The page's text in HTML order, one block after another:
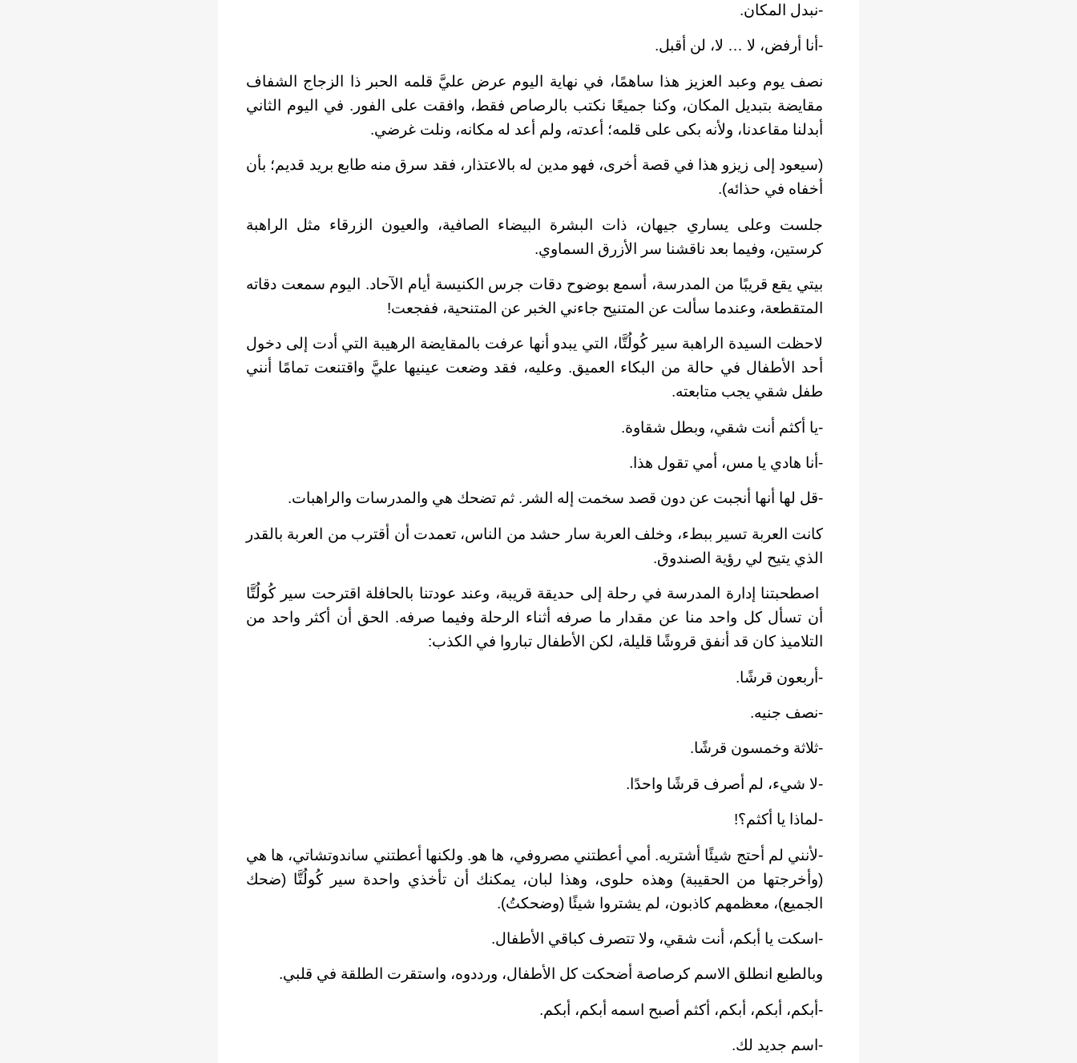
-نبدل المكان.
-أنا أرفض، لا … لا، لن أقبل.
نصف يوم وعبد العزيز هذا ساهمًا، في نهاية اليوم عرض عليَّ قلمه الحبر ذا الزجاج الشفاف
مقايضة بتبديل المكان، وكنا جميعًا نكتب بالرصاص فقط، وافقت على الفور. في اليوم الثاني
أبدلنا مقاعدنا، ولأنه بكى على قلمه؛ أعدته، ولم أعد له مكانه، ونلت غرضي.
(سيعود إلى زيزو هذا في قصة أخرى، فهو مدين له بالاعتذار، فقد سرق منه طابع بريد قديم؛ بأن
أخفاه في حذائه).
جلست وعلى يساري جيهان، ذات البشرة البيضاء الصافية، والعيون الزرقاء مثل الراهبة
كرستين، وفيما بعد ناقشنا سر الأزرق السماوي.
بيتي يقع قريبًا من المدرسة، أسمع بوضوح دقات جرس الكنيسة أيام الآحاد. اليوم سمعت دقاته
المتقطعة، وعندما سألت عن المتنيح جاءني الخبر عن المتنحية، ففجعت!
لاحظت السيدة الراهبة سير كُولُتَّا، التي يبدو أنها عرفت بالمقايضة الرهيبة التي أدت إلى دخول
أحد الأطفال في حالة من البكاء العميق. وعليه، فقد وضعت عينيها عليَّ واقتنعت تمامًا أنني
طفل شقي يجب متابعته.
-يا أكثم أنت شقي، وبطل شقاوة.
-أنا هادي يا مس، أمي تقول هذا.
-قل لها أنها أنجبت عن دون قصد سخمت إله الشر. ثم تضحك هي والمدرسات والراهبات.
كانت العربة تسير ببطء، وخلف العربة سار حشد من الناس، تعمدت أن أقترب من العربة بالقدر
الذي يتيح لي رؤية الصندوق.
اصطحبتنا إدارة المدرسة في رحلة إلى حديقة قريبة، وعند عودتنا بالحافلة اقترحت سير كُولُتَّا
أن تسأل كل واحد منا عن مقدار ما صرفه أثناء الرحلة وفيما صرفه. الحق أن أكثر واحد من
التلاميذ كان قد أنفق قروشًا قليلة، لكن الأطفال تباروا في الكذب:
-أربعون قرشًا.
-نصف جنيه.
-ثلاثة وخمسون قرشًا.
-لا شيء، لم أصرف قرشًا واحدًا.
-لماذا يا أكثم؟!
-لأنني لم أحتج شيئًا أشتريه. أمي أعطتني مصروفي، ها هو. ولكنها أعطتني ساندوتشاتي، ها هي
(وأخرجتها من الحقيبة) وهذه حلوى، وهذا لبان، يمكنك أن تأخذي واحدة سير كُولُتَّا (ضحك
الجميع)، معظمهم كاذبون، لم يشتروا شيئًا (وضحكتُ).
-اسكت يا أبكم، أنت شقي، ولا تتصرف كباقي الأطفال.
وبالطبع انطلق الاسم كرصاصة أضحكت كل الأطفال، ورددوه، واستقرت الطلقة في قلبي.
-أبكم، أبكم، أبكم، أكثم أصبح اسمه أبكم، أبكم.
-اسم جديد لك.